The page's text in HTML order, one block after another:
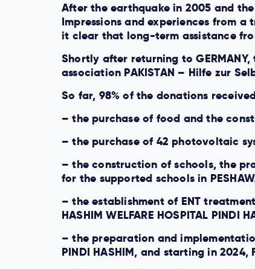
After the earthquake in 2005 and
Impressions and experiences from a
it clear that long-term assistance
Shortly after returning to
association PAKISTAN – Hilfe zur
So far, 98% of the donations
– the purchase of food and the
– the purchase of 42 photovoltaic
– the construction of schools, the
for the supported schools in
– the establishment of ENT
HASHIM WELFARE HOSPITAL PINDI
– the preparation and
PINDI HASHIM, and starting in 2024,